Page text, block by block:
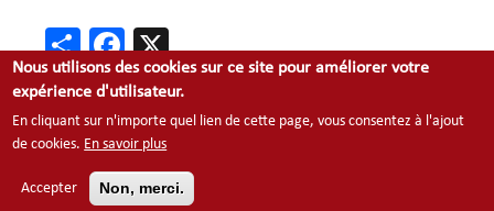
Footer
menu
Contact
Plan du site
Nous utilisons des cookies sur ce site pour améliorer votre
expérience d'utilisateur.
En cliquant sur n'importe quel lien de cette page, vous consentez à l'ajout
de cookies. En savoir plus
Accepter Non, merci.